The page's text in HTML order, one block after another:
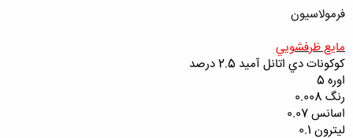
فرمولاسيون
مايع ظرفشويي
كوكونات دي اتانل آميد 2.5 درصد
اوره 5
رنگ 0.008
اسانس 0.07
ليترون 0.1